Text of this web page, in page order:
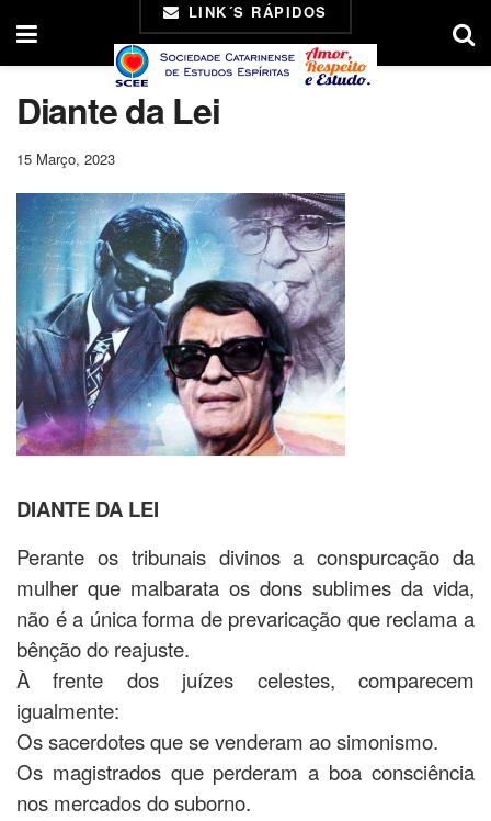
LINK´S RÁPIDOS
Diante da Lei
15 Março, 2023
DIANTE DA LEI
Perante os tribunais divinos a conspurcação da
mulher que malbarata os dons sublimes da vida,
não é a única forma de prevaricação que reclama a
bênção do reajuste.
À frente dos juízes celestes, comparecem
igualmente:
Os sacerdotes que se venderam ao simonismo.
Os magistrados que perderam a boa consciência
nos mercados do suborno.